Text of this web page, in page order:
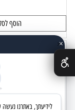
הוסף
✕×
שאלו